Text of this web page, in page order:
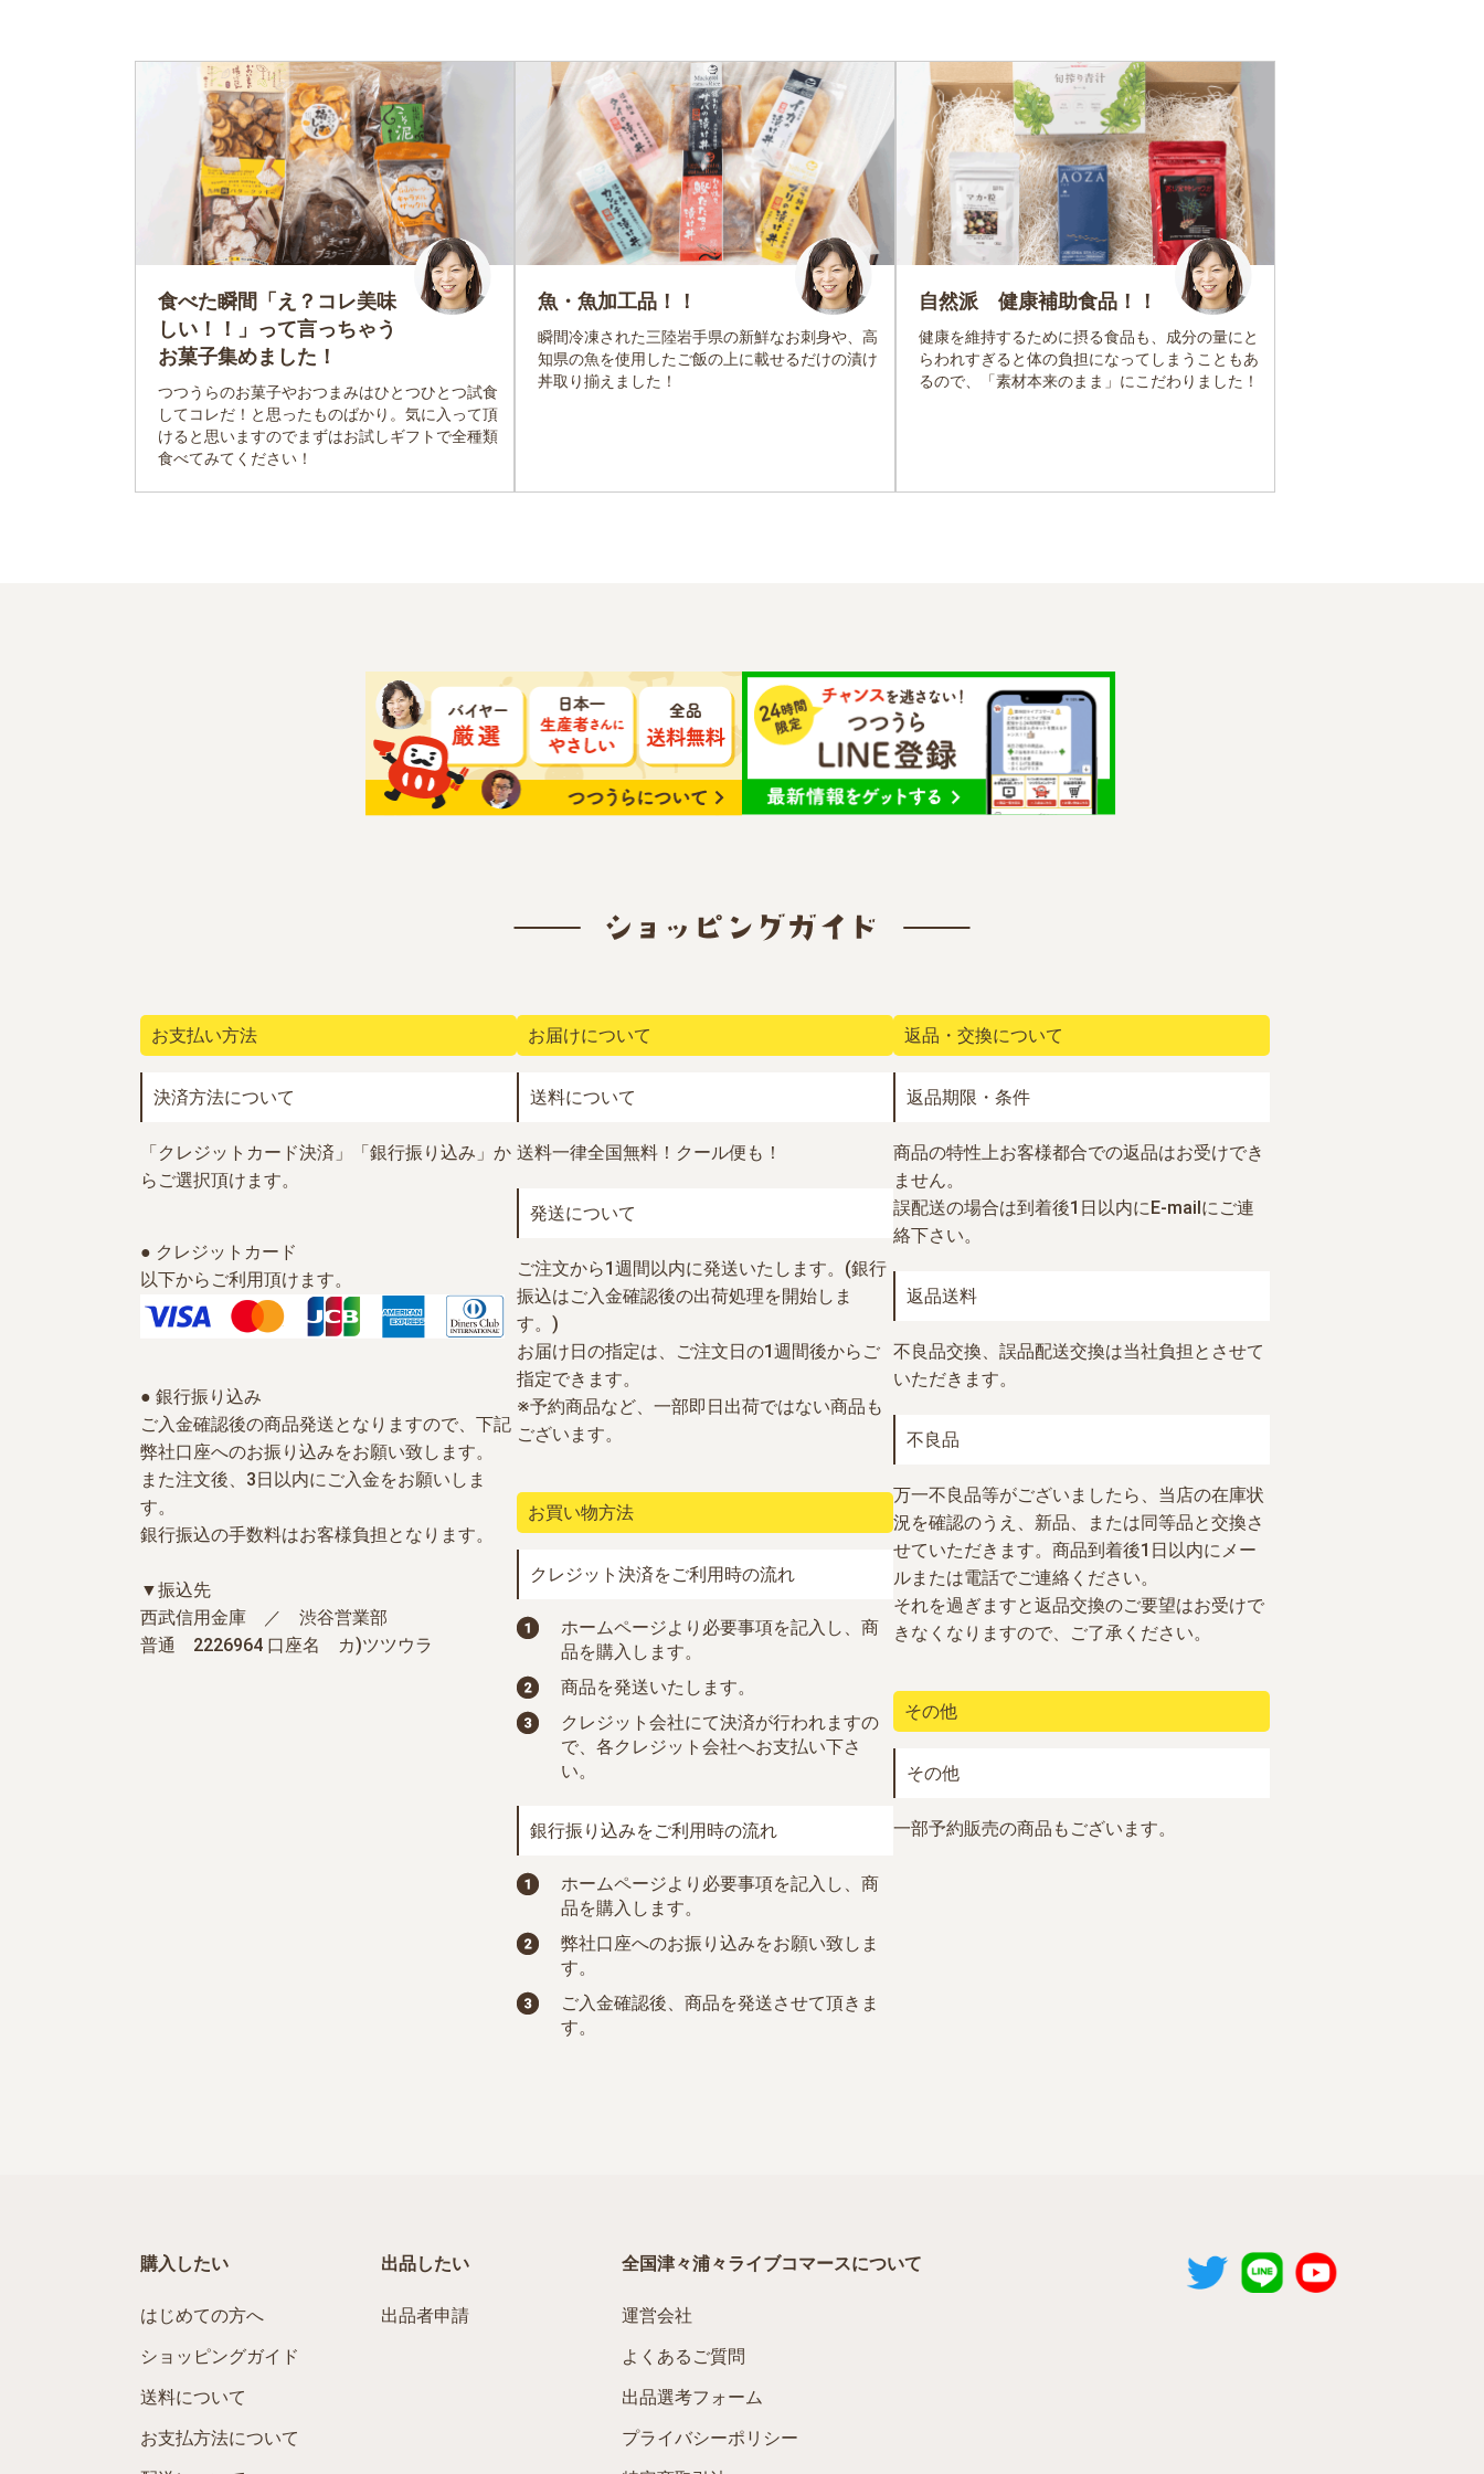
食べた瞬間「え？コレ美味
しい！！」って言っちゃう
お菓子集めました！
つつうらのお菓子やおつまみはひとつひとつ試食
してコレだ！と思ったものばかり。気に入って頂
けると思いますのでまずはお試しギフトで全種類
食べてみてください！
魚・魚加工品！！
瞬間冷凍された三陸岩手県の新鮮なお刺身や、高
知県の魚を使用したご飯の上に載せるだけの漬け
丼取り揃えました！
自然派 健康補助食品！！
健康を維持するために摂る食品も、成分の量にと
らわれすぎると体の負担になってしまうこともあ
るので、「素材本来のまま」にこだわりました！
お支払い方法
決済方法について
「クレジットカード決済」「銀行振り込み」か
らご選択頂けます。
● クレジットカード
以下からご利用頂けます。
● 銀行振り込み
ご入金確認後の商品発送となりますので、下記
弊社口座へのお振り込みをお願い致します。
また注文後、3日以内にご入金をお願いしま
す。
銀行振込の手数料はお客様負担となります。
▼振込先
西武信用金庫 ／ 渋谷営業部
普通 2226964 口座名 カ)ツツウラ
お届けについて
送料について
送料一律全国無料！ クール便も！
発送について
ご注文から1週間以内に発送いたします。(銀行
振込はご入金確認後の出荷処理を開始しま
す。)
お届け日の指定は、ご注文日の1週間後からご
指定できます。
※予約商品など、一部即日出荷ではない商品も
ございます。
お買い物方法
クレジット決済をご利用時の流れ
ホームページより必要事項を記入し、商
品を購入します。
商品を発送いたします。
クレジット会社にて決済が行われますの
で、各クレジット会社へお支払い下さ
い。
銀行振り込みをご利用時の流れ
ホームページより必要事項を記入し、商
品を購入します。
弊社口座へのお振り込みをお願い致しま
す。
ご入金確認後、商品を発送させて頂きま
す。
返品・交換について
返品期限・条件
商品の特性上お客様都合での返品はお受けでき
ません。
誤配送の場合は到着後1日以内にE-mailにご連
絡下さい。
返品送料
不良品交換、誤品配送交換は当社負担とさせて
いただきます。
不良品
万一不良品等がございましたら、当店の在庫状
況を確認のうえ、新品、または同等品と交換さ
せていただきます。商品到着後1日以内にメー
ルまたは電話でご連絡ください。
それを過ぎますと返品交換のご要望はお受けで
きなくなりますので、ご了承ください。
その他
その他
一部予約販売の商品もございます。
購入したい
はじめての方へ
ショッピングガイド
送料について
お支払方法について
出品したい
出品者申請
全国津々浦々ライブコマースについて
運営会社
よくあるご質問
出品選考フォーム
プライバシーポリシー